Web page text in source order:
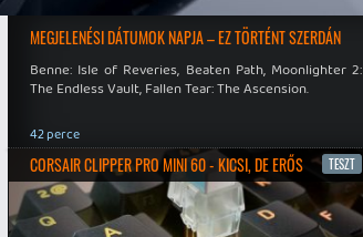
MEGJELENÉSI DÁTUMOK NAPJA – EZ TÖRTÉNT SZERDÁN
Benne: Isle of Reveries, Beaten Path, Moonlighter 2:
The Endless Vault, Fallen Tear: The Ascension.
42 perce
CORSAIR CLIPPER PRO MINI 60 - KICSI, DE ERŐS TESZT